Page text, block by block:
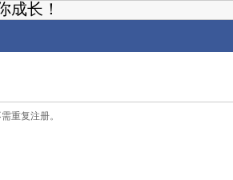
成长！
重复注册。